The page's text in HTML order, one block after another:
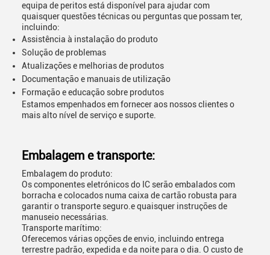
equipa de peritos está disponível para ajudar com
quaisquer questões técnicas ou perguntas que possam ter,
incluindo:
Assistência à instalação do produto
Solução de problemas
Atualizações e melhorias de produtos
Documentação e manuais de utilização
Formação e educação sobre produtos
Estamos empenhados em fornecer aos nossos clientes o
mais alto nível de serviço e suporte.
Embalagem e transporte:
Embalagem do produto:
Os componentes eletrónicos do IC serão embalados com
borracha e colocados numa caixa de cartão robusta para
garantir o transporte seguro.e quaisquer instruções de
manuseio necessárias.
Transporte marítimo:
Oferecemos várias opções de envio, incluindo entrega
terrestre padrão, expedida e da noite para o dia. O custo de